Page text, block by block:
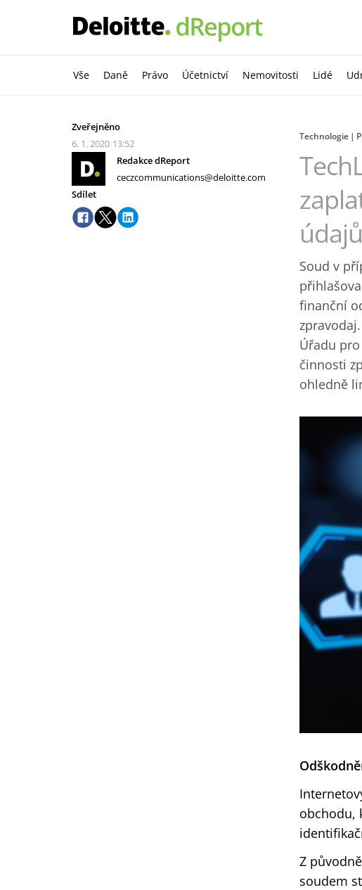
Vše Daně Právo Účetnictví Nemovitosti Lidé
Zveřejněno
6. 1. 2020 13:52
Redakce dReport
ceczcommunications@deloitte.com
Sdílet
Technologie
údajů
Soud v
finanční
Úřadu
činnosti
ohledně
obchodu,
Z
soudem